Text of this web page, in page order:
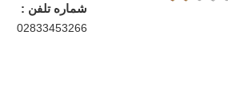
شماره تلفن :
02833453266